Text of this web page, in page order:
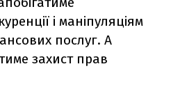
і маніпуляціям
послуг. А
захист прав